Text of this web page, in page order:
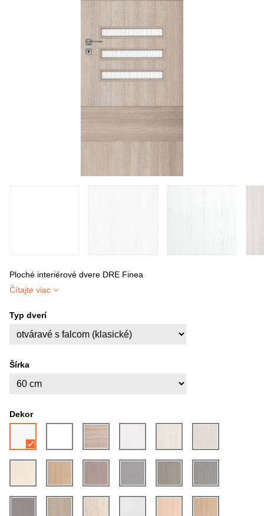
Ploché interiérové dvere DRE Finea
Čítajte viac
Typ dverí
Šírka
Dekor